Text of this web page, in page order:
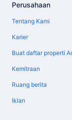
Perusahaan
Tentang Kami
Karier
Buat daftar properti
Kemitraan
Ruang berita
Iklan